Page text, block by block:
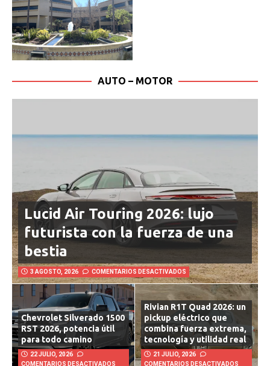
Lucid Air Touring 2026: lujo
futurista con la fuerza de una
bestia
3 AGOSTO, 2026 COMENTARIOS DESACTIVADOS
Chevrolet Silverado 1500
RST 2026, potencia útil
para todo camino
22 JULIO, 2026
Rivian R1T Quad 2026: un
pickup eléctrico que
combina fuerza extrema,
tecnología y utilidad real
21 JULIO, 2026